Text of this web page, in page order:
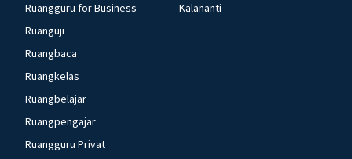
Ruangguru for Business
Ruanguji
Ruangbaca
Ruangkelas
Ruangbelajar
Ruangpengajar
Ruangguru Privat
Kalananti